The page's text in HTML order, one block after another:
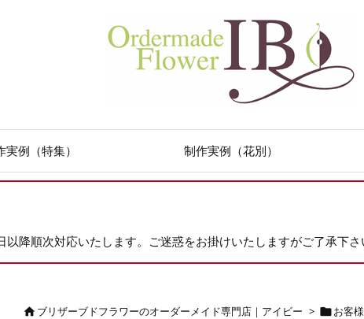
実例（特集） 制作実例（花別）
降順次対応いたします。ご迷惑をお掛けいたしますがご了承下さ
ブリザーブドフラワーのオーダーメイド専門店｜アイビー > お客